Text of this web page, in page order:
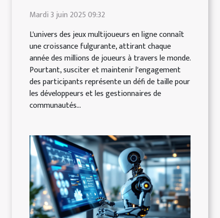
Mardi 3 juin 2025 09:32
L'univers des jeux multijoueurs en ligne connaît
une croissance fulgurante, attirant chaque
année des millions de joueurs à travers le monde.
Pourtant, susciter et maintenir l'engagement
des participants représente un défi de taille pour
les développeurs et les gestionnaires de
communautés...